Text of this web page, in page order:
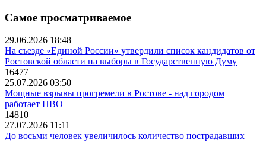
Самое просматриваемое
29.06.2026 18:48
На съезде «Единой России» утвердили список кандидатов от
Ростовской области на выборы в Государственную Думу
16477
25.07.2026 03:50
Мощные взрывы прогремели в Ростове - над городом
работает ПВО
14810
27.07.2026 11:11
До восьми человек увеличилось количество пострадавших